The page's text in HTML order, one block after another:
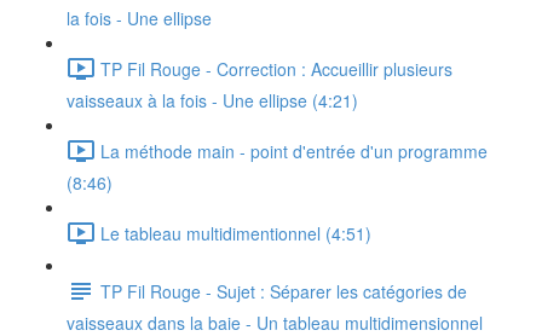
la fois - Une ellipse
TP Fil Rouge - Correction : Accueillir plusieurs
vaisseaux à la fois - Une ellipse (4:21)
La méthode main - point d'entrée d'un programme
(8:46)
Le tableau multidimentionnel (4:51)
TP Fil Rouge - Sujet : Séparer les catégories de
vaisseaux dans la baie - Un tableau multidimensionnel